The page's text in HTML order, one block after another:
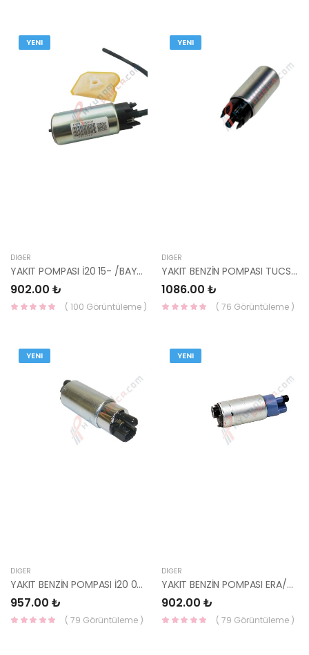
YENI
DIĞER
YAKIT POMPASI İ20 15- /BAYON/RİO/İ30/RİO 31119-C9000-YS
902.00 ₺
( 100 Görüntüleme )
YENI
DIĞER
YAKIT BENZİN POMPASI TUCSON 15- 24 /SPORTAGE 2015- 31111-C2500-YS
1086.00 ₺
( 76 Görüntüleme )
YENI
DIĞER
YAKIT BENZİN POMPASI İ20 08-15 /İ30 07- / ELANTRA 01- / CERATO 31111-0M000-YS
957.00 ₺
( 79 Görüntüleme )
YENI
DIĞER
YAKIT BENZİN POMPASI ERA/ACCENT 95-05 /CERATO 04-/ELANTRA 11- 31111-1R500-YS
902.00 ₺
( 79 Görüntüleme )